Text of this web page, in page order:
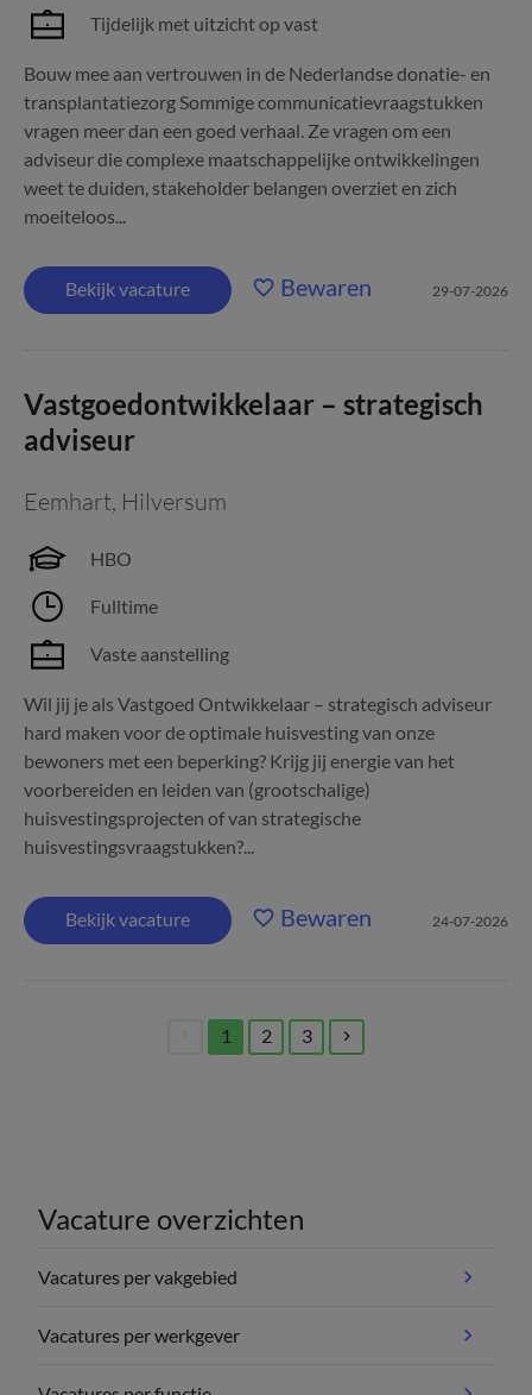
Tijdelijk met uitzicht op vast
Bouw mee aan vertrouwen in de Nederlandse donatie- en
transplantatiezorg Sommige communicatievraagstukken
vragen meer dan een goed verhaal. Ze vragen om een
adviseur die complexe maatschappelijke ontwikkelingen
weet te duiden, stakeholder belangen overziet en zich
moeiteloos...
Bekijk vacature Bewaren 29-07-2026
Vastgoedontwikkelaar – strategisch
adviseur
Eemhart, Hilversum
HBO
Fulltime
Vaste aanstelling
Wil jij je als Vastgoed Ontwikkelaar – strategisch adviseur
hard maken voor de optimale huisvesting van onze
bewoners met een beperking? Krijg jij energie van het
voorbereiden en leiden van (grootschalige)
huisvestingsprojecten of van strategische
huisvestingsvraagstukken?...
Bekijk vacature Bewaren 24-07-2026
1
(current)
2 3
Vacature overzichten
Vacatures per vakgebied
Vacatures per werkgever